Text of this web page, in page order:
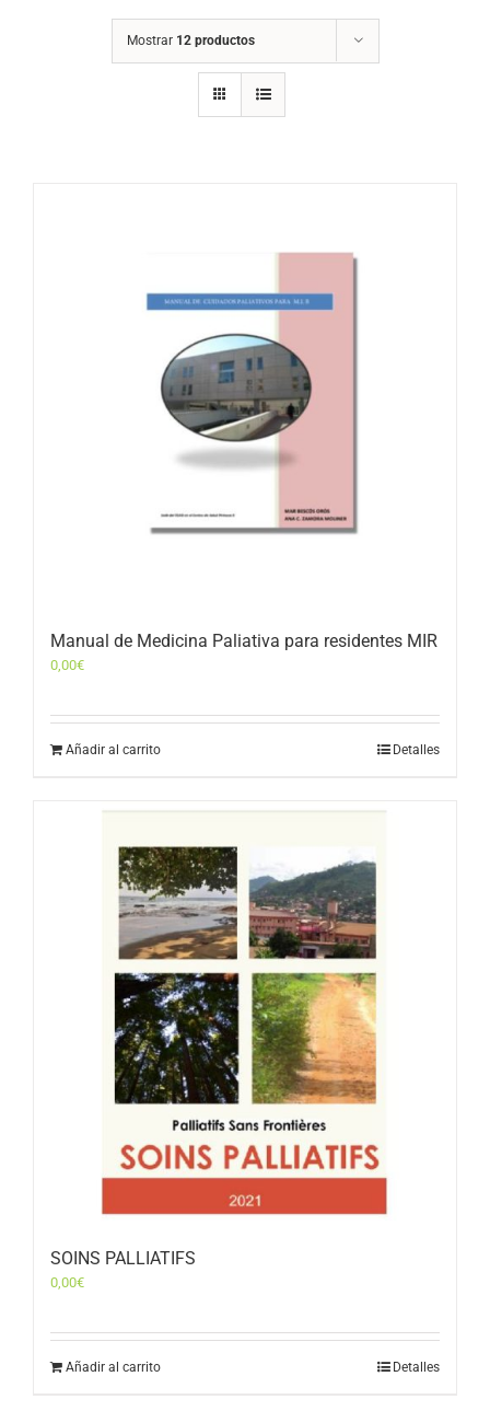
Mostrar 12 productos
Manual de Medicina Paliativa para residentes MIR
0,00€
Añadir al carrito Detalles
SOINS PALLIATIFS
0,00€
Añadir al carrito Detalles